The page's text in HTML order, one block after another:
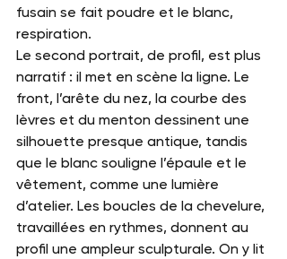
fusain se fait poudre et le blanc,
respiration.
Le second portrait, de profil, est plus
narratif : il met en scène la ligne. Le
front, l’arête du nez, la courbe des
lèvres et du menton dessinent une
silhouette presque antique, tandis
que le blanc souligne l’épaule et le
vêtement, comme une lumière
d’atelier. Les boucles de la chevelure,
travaillées en rythmes, donnent au
profil une ampleur sculpturale. On y lit